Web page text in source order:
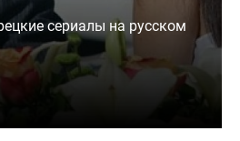
сериалы на русском